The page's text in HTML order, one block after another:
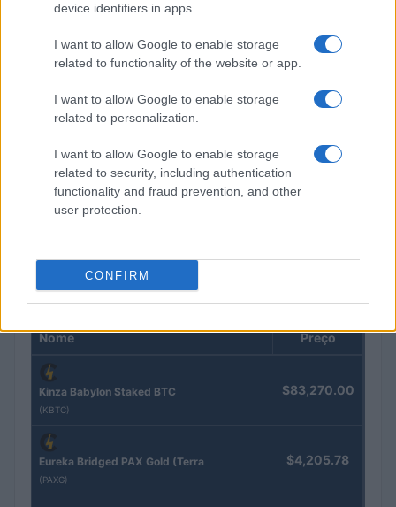
device identifiers in apps.
I want to allow Google to enable storage
related to functionality of the website or app.
I want to allow Google to enable storage
related to personalization.
I want to allow Google to enable storage
related to security, including authentication
functionality and fraud prevention, and other
user protection.
CONFIRM
Resultados da Pague Menos no 2T26: lucro, receita e expansão
COTAÇÕES CRYPTO
Nome Preço
Kinza Babylon Staked BTC
(KBTC)
$83,270.00
Eureka Bridged PAX Gold (Terra
(PAXG)
$4,205.78